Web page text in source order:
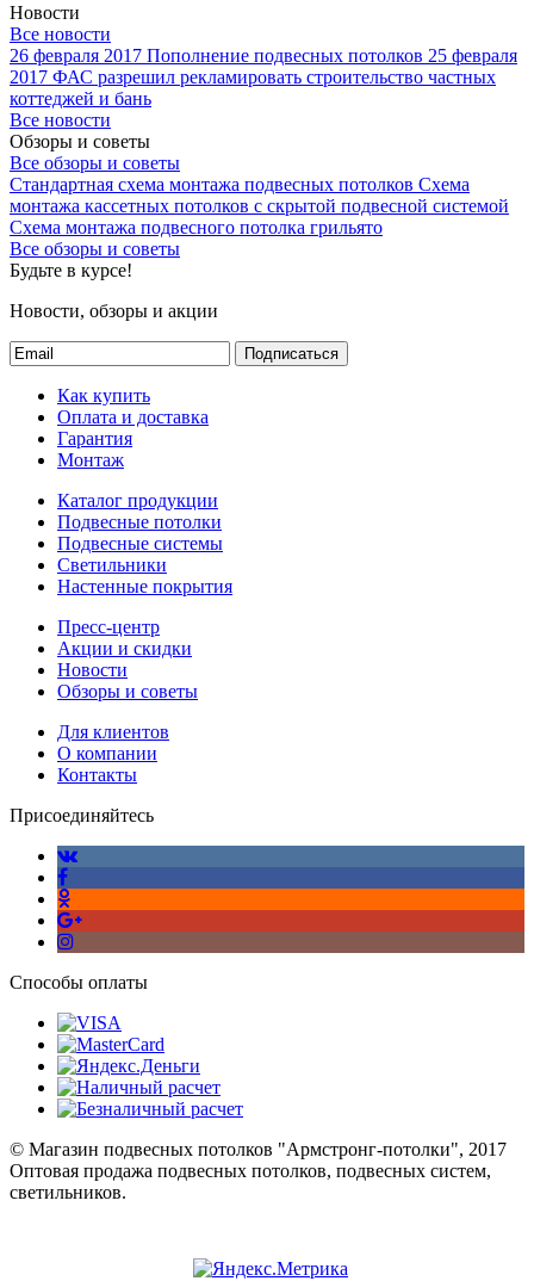
Новости
Все новости
26 февраля 2017 Пополнение подвесных потолков 25 февраля
2017 ФАС разрешил рекламировать строительство частных
коттеджей и бань
Все новости
Обзоры и советы
Все обзоры и советы
Стандартная схема монтажа подвесных потолков Схема
монтажа кассетных потолков с скрытой подвесной системой
Схема монтажа подвесного потолка грильято
Все обзоры и советы
Будьте в курсе!
Новости, обзоры и акции
Подписаться
Как купить
Оплата и доставка
Гарантия
Монтаж
Каталог продукции
Подвесные потолки
Подвесные системы
Светильники
Настенные покрытия
Пресс-центр
Акции и скидки
Новости
Обзоры и советы
Для клиентов
О компании
Контакты
Присоединяйтесь
Способы оплаты
© Магазин подвесных потолков "Армстронг-потолки", 2017
Оптовая продажа подвесных потолков, подвесных систем,
светильников.